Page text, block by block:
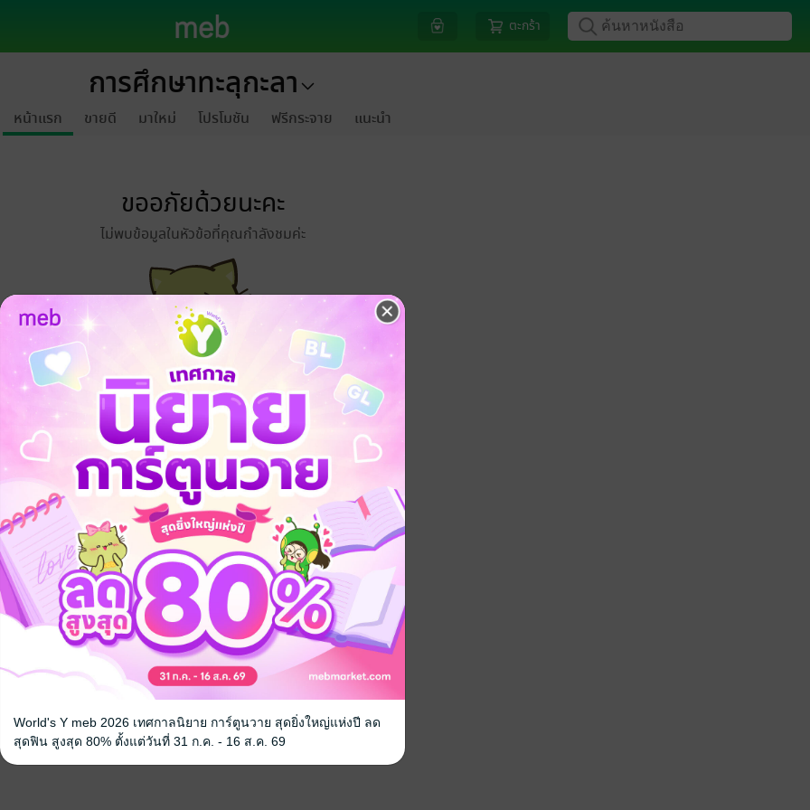
ตะกร้า
การศึกษาทะลุกะลา
หน้าแรก ขายดี มาใหม่ โปรโมชัน ฟรีกระจาย แนะนำ
ขออภัยด้วยนะคะ
ไม่พบข้อมูลในหัวข้อที่คุณกำลังชมค่ะ
World's Y meb 2026 เทศกาลนิยาย การ์ตูนวาย สุดยิ่งใหญ่แห่งปี ลด
สุดฟิน สูงสุด 80% ตั้งแต่วันที่ 31 ก.ค. - 16 ส.ค. 69